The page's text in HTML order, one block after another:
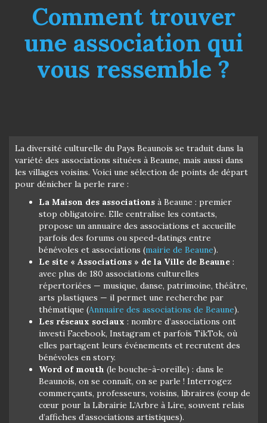
Comment trouver
une association qui
vous ressemble ?
La diversité culturelle du Pays Beaunois se traduit dans la
variété des associations situées à Beaune, mais aussi dans
les villages voisins. Voici une sélection de points de départ
pour dénicher la perle rare :
La Maison des associations à Beaune : premier
stop obligatoire. Elle centralise les contacts,
propose un annuaire des associations et accueille
parfois des forums ou speed-datings entre
bénévoles et associations (mairie de Beaune).
Le site « Associations » de la Ville de Beaune :
avec plus de 180 associations culturelles
répertoriées — musique, danse, patrimoine, théâtre,
arts plastiques — il permet une recherche par
thématique (Annuaire des associations de Beaune).
Les réseaux sociaux : nombre d’associations ont
investi Facebook, Instagram et parfois TikTok, où
elles partagent leurs événements et recrutent des
bénévoles en story.
Word of mouth (le bouche-à-oreille) : dans le
Beaunois, on se connaît, on se parle ! Interrogez
commerçants, professeurs, voisins, libraires (coup de
cœur pour la Librairie L’Arbre à Lire, souvent relais
d’affiches d’associations artistiques).